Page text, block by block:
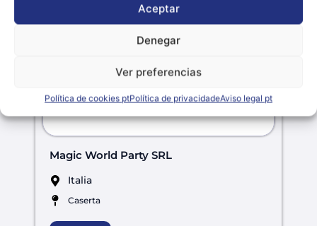
Aceptar
Denegar
Ver preferencias
Política de cookies ptPolítica de privacidadeAviso legal pt
Magic World Party SRL
Italia
Caserta